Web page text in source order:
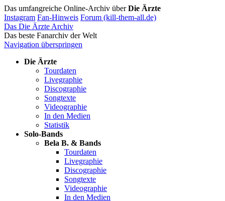
Das umfangreiche Online-Archiv überDie Ärzte
Instagram Fan-Hinweis Forum (kill-them-all.de)
Das Die Ärzte Archiv
Das beste Fanarchiv der Welt
Navigation überspringen
Die Ärzte
Tourdaten
Livegraphie
Discographie
Songtexte
Videographie
In den Medien
Statistik
Solo-Bands
Bela B. & Bands
Tourdaten
Livegraphie
Discographie
Songtexte
Videographie
In den Medien